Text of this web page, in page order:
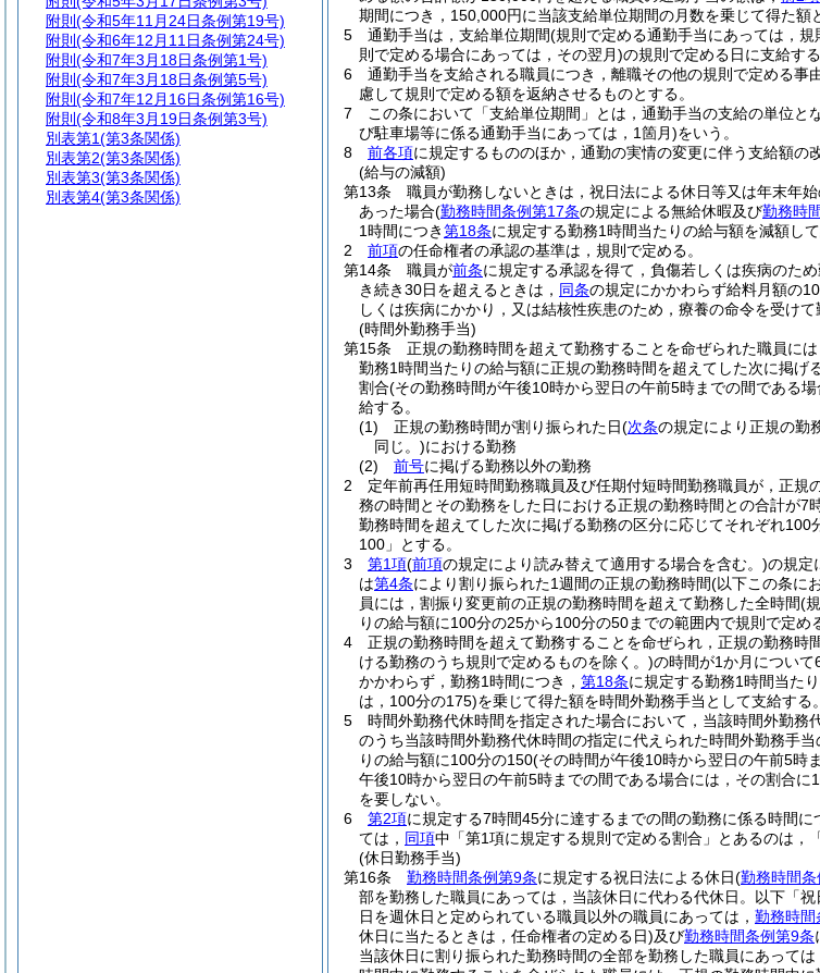
期間につき，150,000円に当該支給単位期間の月数を乗じて得た額
5
通勤手当は，支給単位期間(規則で定める通勤手当にあっては，規
則で定める場合にあっては，その翌月)の規則で定める日に支給する
6
通勤手当を支給される職員につき，離職その他の規則で定める
慮して規則で定める額を返納させるものとする。
7
この条において「支給単位期間」とは，通勤手当の支給の単位
び駐車場等に係る通勤手当にあっては，1箇月)をいう。
8
前各項に規定するもののほか，通勤の実情の変更に伴う支給額の
(給与の減額)
第13条
職員が勤務しないときは，祝日法による休日等又は年末年
あった場合(勤務時間条例第17条の規定による無給休暇及び勤務時
1時間につき第18条に規定する勤務1時間当たりの給与額を減額して
2
前項の任命権者の承認の基準は，規則で定める。
第14条
職員が前条に規定する承認を得て，負傷若しくは疾病のた
き続き30日を超えるときは， 同条の規定にかかわらず給料月額の
しくは疾病にかかり，又は結核性疾患のため，療養の命令を受け
(時間外勤務手当)
第15条
正規の勤務時間を超えて勤務することを命ぜられた職員に
勤務1時間当たりの給与額に正規の勤務時間を超えてした次に掲
割合(その勤務時間が午後10時から翌日の午前5時までの間である
給する。
(1)
正規の勤務時間が割り振られた日(次条の規定により正規の勤
同じ。)における勤務
(2)
前号に掲げる勤務以外の勤務
2
定年前再任用短時間勤務職員及び任期付短時間勤務職員が，正
務の時間とその勤務をした日における正規の勤務時間との合計が7
勤務時間を超えてした次に掲げる勤務の区分に応じてそれぞれ
100」とする。
3
第1項(前項の規定により読み替えて適用する場合を含む。)の規定
は第4条により割り振られた1週間の正規の勤務時間(以下この条に
員には，割振り変更前の正規の勤務時間を超えて勤務した全時間(
りの給与額に100分の25から100分の50までの範囲内で規則で定め
4
正規の勤務時間を超えて勤務することを命ぜられ，正規の勤務時
ける勤務のうち規則で定めるものを除く。)の時間が1か月について
かかわらず，勤務1時間につき， 第18条に規定する勤務1時間当た
は，100分の175)を乗じて得た額を時間外勤務手当として支給する。
5
時間外勤務代休時間を指定された場合において，当該時間外勤務
のうち当該時間外勤務代休時間の指定に代えられた時間外勤務手
りの給与額に100分の150(その時間が午後10時から翌日の午前5時
午後10時から翌日の午前5時までの間である場合には，その割合に
を要しない。
6
第2項に規定する7時間45分に達するまでの間の勤務に係る時間に
ては， 同項中「第1項に規定する規則で定める割合」とあるのは，
(休日勤務手当)
第16条
勤務時間条例第9条に規定する祝日法による休日(勤務時間
部を勤務した職員にあっては，当該休日に代わる代休日。以下「
日を週休日と定められている職員以外の職員にあっては， 勤務時間
休日に当たるときは，任命権者の定める日)及び勤務時間条例第9条
当該休日に割り振られた勤務時間の全部を勤務した職員にあって
附則 (令和5年11月24日条例第19号)
附則 (令和6年12月11日条例第24号)
附則 (令和7年3月18日条例第1号)
附則 (令和7年3月18日条例第5号)
附則 (令和7年12月16日条例第16号)
附則 (令和8年3月19日条例第3号)
別表第1(第3条関係)
別表第2(第3条関係)
別表第3(第3条関係)
別表第4(第3条関係)